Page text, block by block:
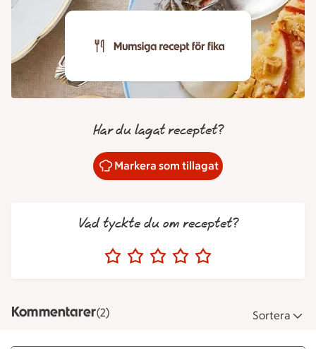
Har du lagat receptet?
Markera som tillagat
Vad tyckte du om receptet?
Kommentarer(2) Sortera